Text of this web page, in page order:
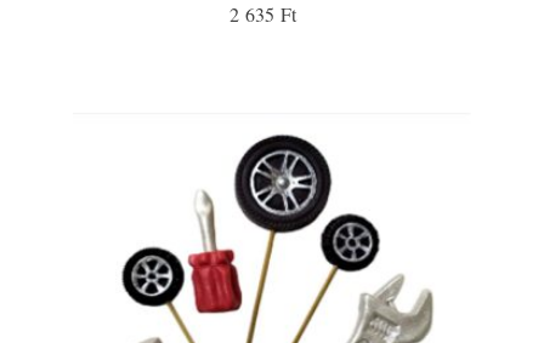
2 635 Ft